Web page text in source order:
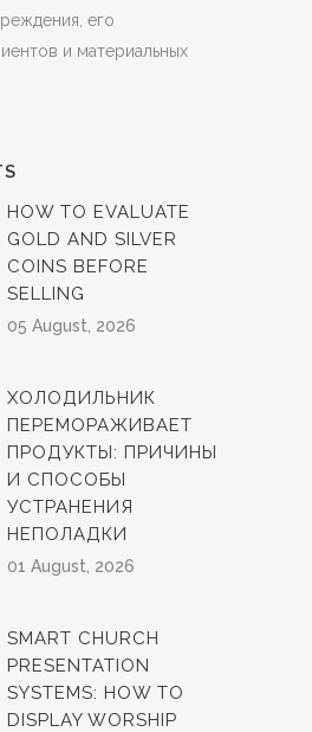
его
и материальных
HOW TO EVALUATE
GOLD AND SILVER
COINS BEFORE
SELLING
05 August, 2026
ХОЛОДИЛЬНИК
ПЕРЕМОРАЖИВАЕТ
ПРОДУКТЫ: ПРИЧИНЫ
И СПОСОБЫ
УСТРАНЕНИЯ
НЕПОЛАДКИ
01 August, 2026
SMART CHURCH
PRESENTATION
SYSTEMS: HOW TO
DISPLAY WORSHIP